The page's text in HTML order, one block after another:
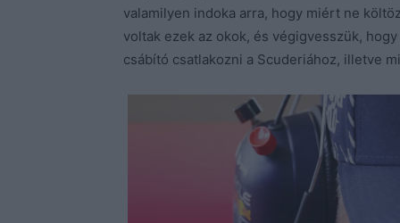
valamilyen indoka arra, hogy miért ne
voltak ezek az okok, és végigvesszük,
csábító csatlakozni a Scuderiához, illetve